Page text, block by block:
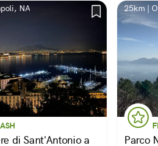
NA
di Sant'Antonio a
25km |
Parco